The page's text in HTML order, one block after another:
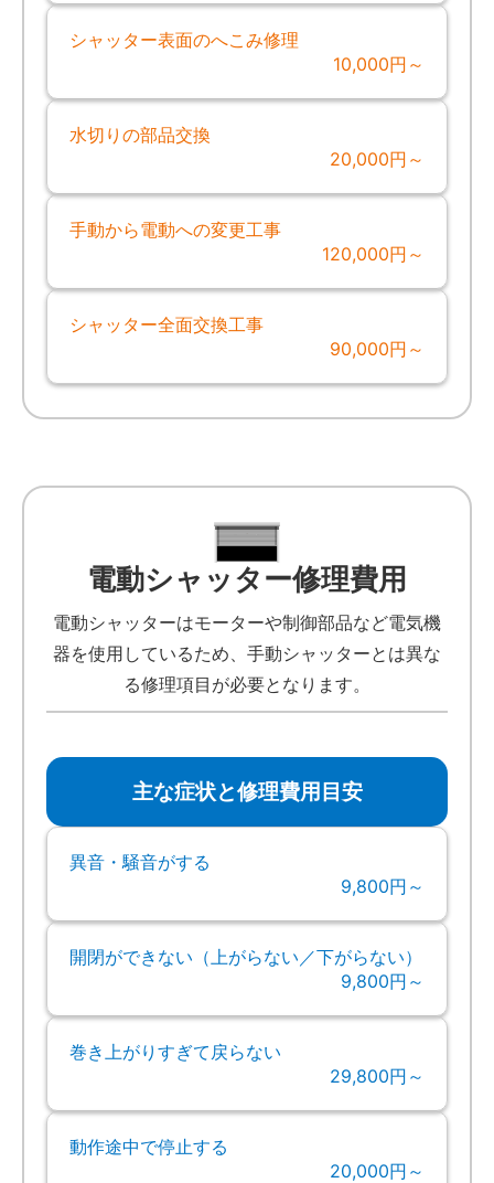
シャッター表面のへこみ修理
10,000円～
水切りの部品交換
20,000円～
手動から電動への変更工事
120,000円～
シャッター全面交換工事
90,000円～
電動シャッター修理費用
電動シャッターはモーターや制御部品など電気機
器を使用しているため、手動シャッターとは異な
る修理項目が必要となります。
主な症状と修理費用目安
異音・騒音がする
9,800円～
開閉ができない（上がらない／下がらない）
9,800円～
巻き上がりすぎて戻らない
29,800円～
動作途中で停止する
20,000円～